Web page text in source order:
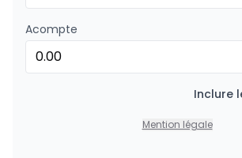
0.00 $ d'acompte • 8.99%
Financement sur 36 mois
Acompte
Inclure
Mention légale